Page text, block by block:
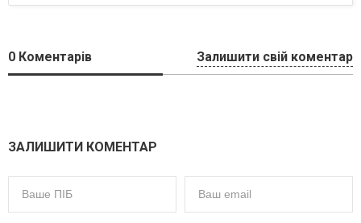
0 Коментарів Залишити свій коментар
ЗАЛИШИТИ КОМЕНТАР